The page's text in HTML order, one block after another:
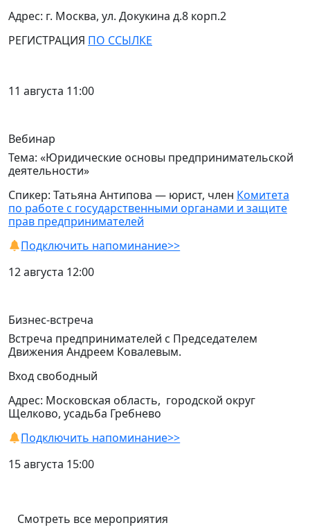
Адрес: г. Москва, ул. Докукина д.8 корп.2
РЕГИСТРАЦИЯ ПО ССЫЛКЕ
11 августа 11:00
Вебинар
Тема: «Юридические основы предпринимательской
деятельности»
Спикер: Татьяна Антипова — юрист, член Комитета
по работе с государственными органами и защите
прав предпринимателей
Подключить напоминание>>
12 августа 12:00
Бизнес-встреча
Встреча предпринимателей с Председателем
Движения Андреем Ковалевым.
Вход свободный
Адрес: Московская область, городской округ
Щелково, усадьба Гребнево
Подключить напоминание>>
15 августа 15:00
Смотреть все мероприятия